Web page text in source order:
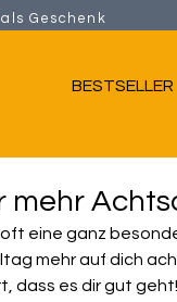
als Geschenk
BESTSELLER
mehr
eine ganz
mehr auf dich
dass es dir gut